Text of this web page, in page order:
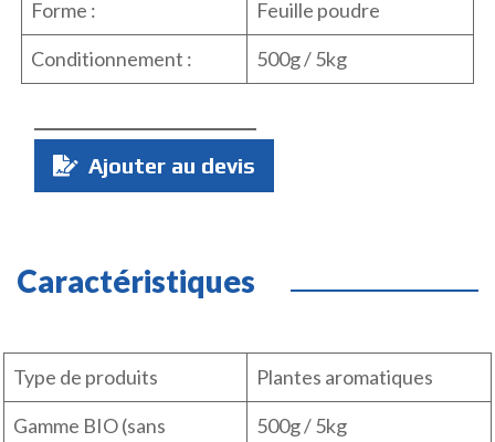
Forme :
Feuille poudre
Conditionnement :
500g / 5kg
Quantité
Ajouter au devis
Caractéristiques
Type de produits
Plantes aromatiques
Gamme BIO (sans
500g / 5kg